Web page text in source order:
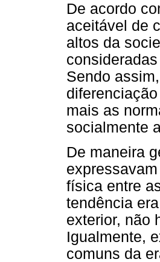
De acordo
aceitável de
altos da
Sendo
mais as
socialmente
De maneira
física entre
tendência
exterior, não
Igualmente,
comuns da